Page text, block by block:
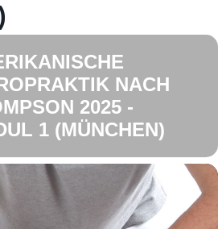
NACH
2025 -
1 (MÜNCHEN)